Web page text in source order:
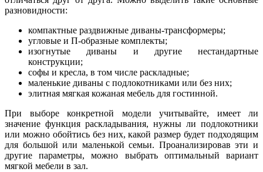
разновидности:
компактные раздвижные диваны-трансформеры;
угловые и П-образные комплекты;
изогнутые диваны и другие нестандартные
конструкции;
софы и кресла, в том числе раскладные;
маленькие диваны с подлокотниками или без них;
элитная мягкая кожаная мебель для гостинной.
При выборе конкретной модели учитывайте, имеет ли
значение функция раскладывания, нужны ли подлокотники
или можно обойтись без них, какой размер будет подходящим
для большой или маленькой семьи. Проанализировав эти и
другие параметры, можно выбрать оптимальный вариант
мягкой мебели в зал.